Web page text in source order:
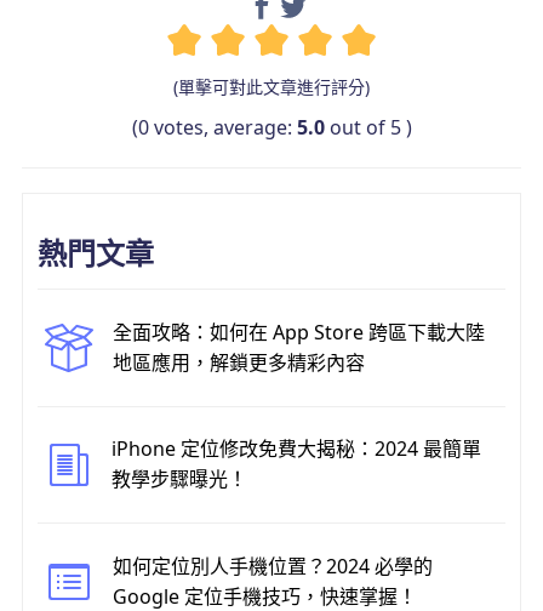
(單擊可對此文章進行評分)
(0votes, average: 5.0out of 5 )
熱門文章
全面攻略：如何在 App Store 跨區下載大陸
地區應用，解鎖更多精彩內容
iPhone 定位修改免費大揭秘：2024 最簡單
教學步驟曝光！
如何定位別人手機位置？2024 必學的
Google 定位手機技巧，快速掌握！